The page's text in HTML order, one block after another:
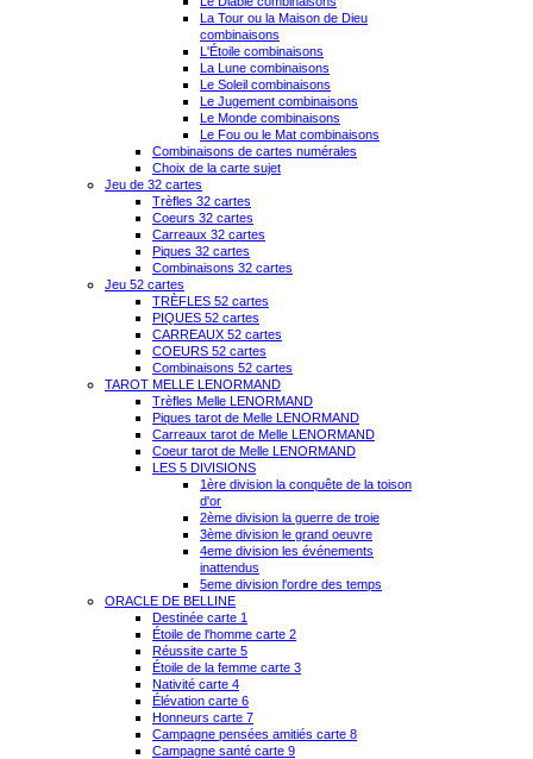
La Tour ou la Maison de Dieu
combinaisons
L'Étoile combinaisons
La Lune combinaisons
Le Soleil combinaisons
Le Jugement combinaisons
Le Monde combinaisons
Le Fou ou le Mat combinaisons
Combinaisons de cartes numérales
Choix de la carte sujet
Jeu de 32 cartes
Trèfles 32 cartes
Coeurs 32 cartes
Carreaux 32 cartes
Piques 32 cartes
Combinaisons 32 cartes
Jeu 52 cartes
TRÈFLES 52 cartes
PIQUES 52 cartes
CARREAUX 52 cartes
COEURS 52 cartes
Combinaisons 52 cartes
TAROT MELLE LENORMAND
Trèfles Melle LENORMAND
Piques tarot de Melle LENORMAND
Carreaux tarot de Melle LENORMAND
Coeur tarot de Melle LENORMAND
LES 5 DIVISIONS
1ère division la conquête de la toison
d'or
2ème division la guerre de troie
3ème division le grand oeuvre
4eme division les événements
inattendus
5eme division l'ordre des temps
ORACLE DE BELLINE
Destinée carte 1
Étoile de l'homme carte 2
Réussite carte 5
Étoile de la femme carte 3
Nativité carte 4
Élévation carte 6
Honneurs carte 7
Campagne pensées amitiés carte 8
Campagne santé carte 9